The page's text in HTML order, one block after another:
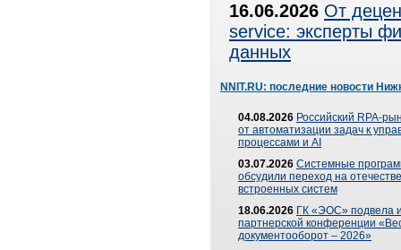
16.06.2026 От
service: эксперты
данных
NNIT.RU: последние новости
04.08.2026 Российский RPA-
от автоматизации задач к
процессами и AI
03.07.2026 Системные
обсудили переход на
встроенных систем
18.06.2026 ГК «ЭОС» подвела
партнерской конференции
документооборот – 2026»